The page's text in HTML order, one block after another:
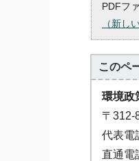
PDFフ
（新し
このペ
環境政
〒312-
代表電
直通電